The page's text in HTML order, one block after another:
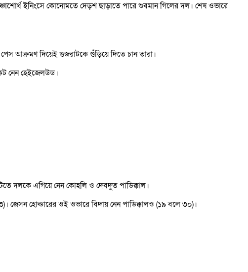
ইনিংসে কোনোমতে দেড়শ ছাড়াতে পারে শুবমান গিলের দল। শেষ ওভারে
আক্রমণ দিয়েই গুজরাটকে গুঁড়িয়ে দিতে চান তারা।
নেন হেইজেলউড।
দলকে এগিয়ে নেন কোহলি ও দেবদুত পাডিক্কাল।
জেসন হোল্ডারের ওই ওভারে বিদায় নেন পাডিক্কালও (১৯ বলে ৩০)।